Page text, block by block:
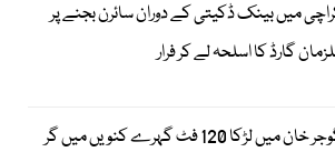
میں بینک ڈکیتی کے دوران سائرن بجنے پر
گارڈ کا اسلحہ لے کر فرار
گوجر خان میں لڑکا 120 فٹ گہرے کنویں میں گر